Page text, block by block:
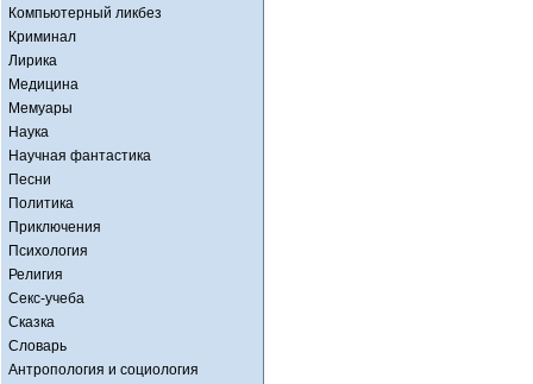
Компьютерный ликбез
Криминал
Лирика
Медицина
Мемуары
Наука
Научная фантастика
Песни
Политика
Приключения
Психология
Религия
Секс-учеба
Сказка
Словарь
Антропология и социология